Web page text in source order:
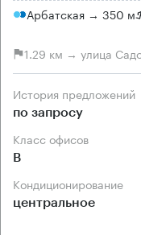
Арбатская → 350 м
1.29 км → улица
История предложений
по запросу
Класс офисов
B
Кондиционирование
центральное